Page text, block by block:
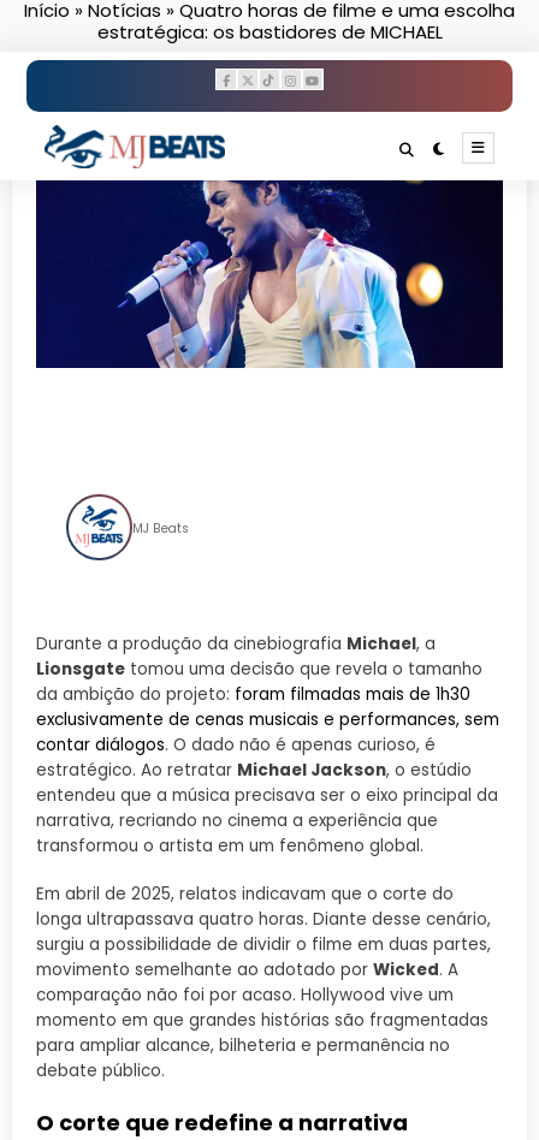
PularInício »Notícias »Quatro horas de filme e uma escolha
estratégica: os bastidores de MICHAEL
MJ Beats
Durante a produção da cinebiografia Michael, a
Lionsgate tomou uma decisão que revela o tamanho
da ambição do projeto: foram filmadas mais de 1h30
exclusivamente de cenas musicais e performances, sem
contar diálogos. O dado não é apenas curioso, é
estratégico. Ao retratar Michael Jackson, o estúdio
entendeu que a música precisava ser o eixo principal da
narrativa, recriando no cinema a experiência que
transformou o artista em um fenômeno global.
Em abril de 2025, relatos indicavam que o corte do
longa ultrapassava quatro horas. Diante desse cenário,
surgiu a possibilidade de dividir o filme em duas partes,
movimento semelhante ao adotado por Wicked. A
comparação não foi por acaso. Hollywood vive um
momento em que grandes histórias são fragmentadas
para ampliar alcance, bilheteria e permanência no
debate público.
O corte que redefine a narrativa